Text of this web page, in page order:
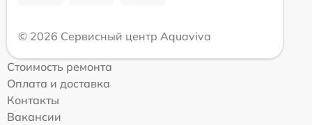
© 2026 Сервисный центр Aquaviva
Стоимость ремонта
Оплата и доставка
Контакты
Вакансии